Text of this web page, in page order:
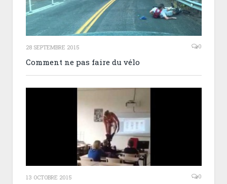
28 SEPTEMBRE 2015 0
Comment ne pas faire du vélo
13 OCTOBRE 2015 0